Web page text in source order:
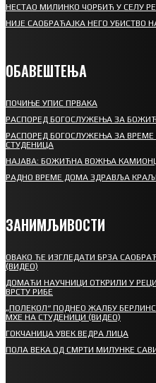
НЕСТАО МИЛИНКО ЧОРБИЋ У СЕЛУ
НИЈЕ САОБРАЋАЈКА НЕГО УБИСТВО
ОБАВЕШТЕЊА
ПОЧИЊЕ УПИС ПРВАКА
РАСПОРЕД БОГОСЛУЖЕЊА ЗА
РАСПОРЕД БОГОСЛУЖЕЊА ЗА
СТУДЕНИЦА
НАЈАВА: БОЖИЋНА ВОЖЊА
РАДНО ВРЕМЕ ДОМА ЗДРАВЉА
ЗАНИМЉИВОСТИ
ОВАКО ЋЕ ИЗГЛЕДАТИ БРЗА
(ВИДЕО)
ДОМАЋИ НАУЧНИЦИ ОТКРИЛИ У
ВРСТУ РИБЕ
„ПОЛЕКОЛ“ ПОДНЕО ЖАЛБУ
МХЕ НА СТУДЕНИЦИ (ВИДЕО)
ГОКЧАНИЦА УВЕК ВЕДРА ЛИЦА
ПОЛА ВЕКА ОД СМРТИ МИЛУНКЕ